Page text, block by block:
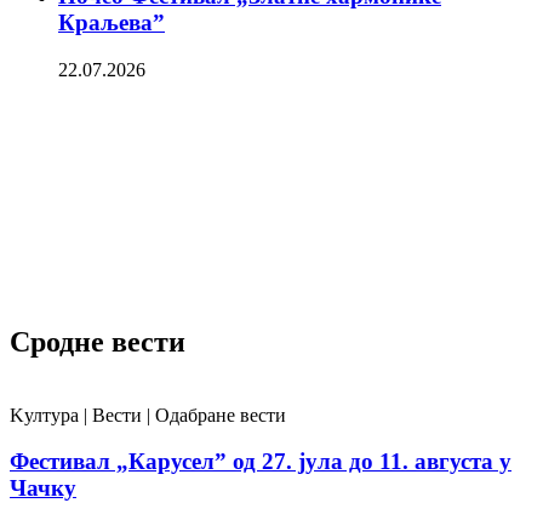
Краљева”
22.07.2026
Сродне вести
Kултура | Вести | Одабране вести
Фестивал „Карусел” од 27. јула до 11. августа у
Чачку